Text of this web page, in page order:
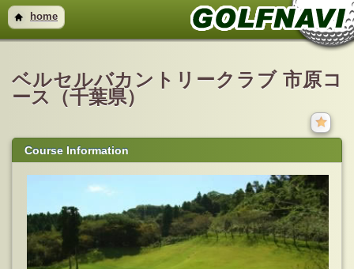
home
ベルセルバカントリークラブ 市原コ
ース（千葉県）
Course Information